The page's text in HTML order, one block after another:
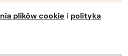
plików cookie i polityka